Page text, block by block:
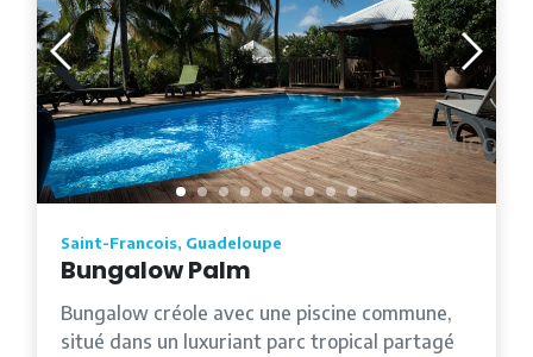
Saint-Francois, Guadeloupe
Bungalow Palm
Bungalow créole avec une piscine commune,
situé dans un luxuriant parc tropical partagé